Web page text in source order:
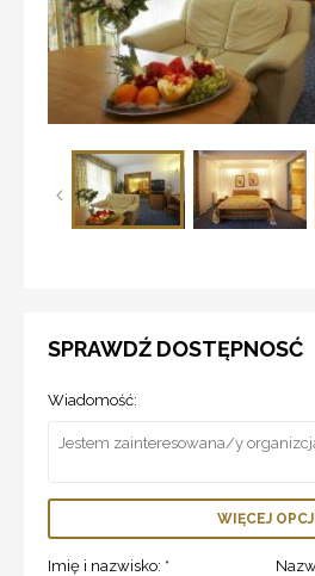
SPRAWDŹ DOSTĘPNOSĆ
Wiadomość:
WIĘCEJ
Imię i nazwisko: *